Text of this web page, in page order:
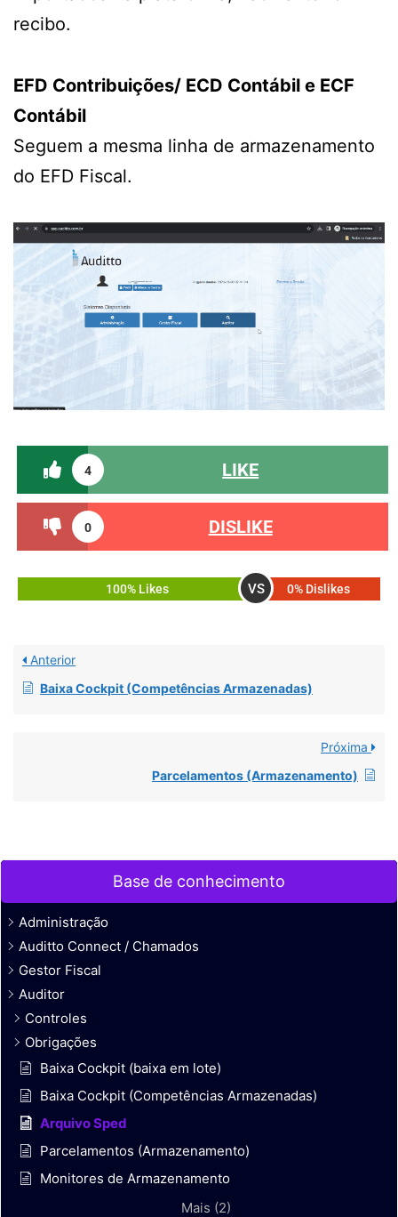
Base de conhecimento
Administração
Auditto Connect / Chamados
Gestor Fiscal
Auditor
Controles
Obrigações
Baixa Cockpit (baixa em lote)
Baixa Cockpit (Competências Armazenadas)
Arquivo Sped
Parcelamentos (Armazenamento)
Monitores de Armazenamento
Mais (2)
recibo.
EFD Contribuições/ ECD Contábil e ECF
Contábil
Seguem a mesma linha de armazenamento
do EFD Fiscal.
4 LIKE
0 DISLIKE
100% Likes VS 0% Dislikes
Anterior
Baixa Cockpit (Competências Armazenadas)
Próxima
Parcelamentos (Armazenamento)